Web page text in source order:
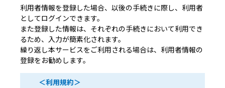
利用者情報を登録した場合、以後の手続きに際し、利用者
としてログインできます。
また登録した情報は、それぞれの手続きにおいて利用でき
るため、入力が簡素化されます。
繰り返し本サービスをご利用される場合は、利用者情報の
登録をお勧めします。
＜利用規約＞